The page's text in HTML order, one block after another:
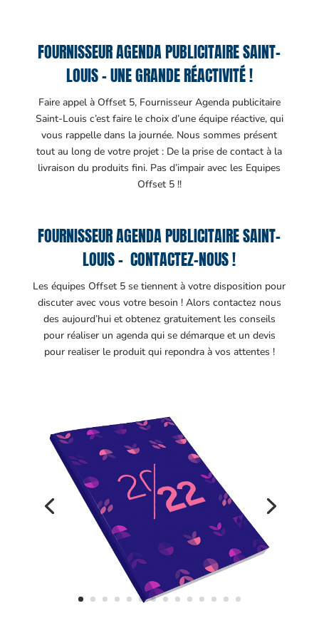
FOURNISSEUR AGENDA PUBLICITAIRE SAINT-
LOUIS – UNE GRANDE RÉACTIVITÉ !
Faire appel à Offset 5, Fournisseur Agenda publicitaire
Saint-Louis c’est faire le choix d’une équipe réactive, qui
vous rappelle dans la journée. Nous sommes présent
tout au long de votre projet : De la prise de contact à la
livraison du produits fini. Pas d’impair avec les Equipes
Offset 5 !!
FOURNISSEUR AGENDA PUBLICITAIRE SAINT-
LOUIS – CONTACTEZ-NOUS !
Les équipes Offset 5 se tiennent à votre disposition pour
discuter avec vous votre besoin ! Alors contactez nous
des aujourd’hui et obtenez gratuitement les conseils
pour réaliser un agenda qui se démarque et un devis
pour realiser le produit qui repondra à vos attentes !